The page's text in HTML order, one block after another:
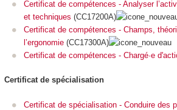
Certificat de compétences - Analyser
et techniques (CC17200A)
Certificat de compétences - Champs,
l’ergonomie (CC17300A)
Certificat de compétences - Chargé·e
Certificat de spécialisation
Certificat de spécialisation - Conduire des